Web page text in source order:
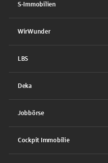
S-Immobilien
WirWunder
LBS
Deka
Jobbörse
Cockpit Immobilie